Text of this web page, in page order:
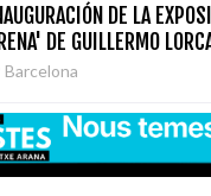
DE LA
DE GUILLERMO
Barcelona